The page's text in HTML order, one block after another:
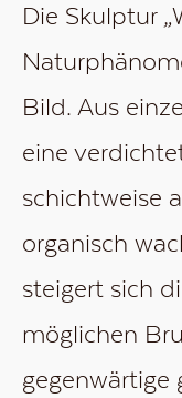
Die Skulptur
Bild. Aus
eine
schichtweise
organisch
steigert sich
möglichen
gegenwärtige